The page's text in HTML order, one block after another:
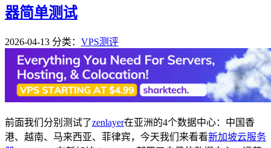
器简单测试
2026-04-13 分类： VPS测评
前面我们分别测试了zenlayer在亚洲的4个数据中心：中国香
港、越南、马来西亚、菲律宾，今天我们来看看新加坡云服务